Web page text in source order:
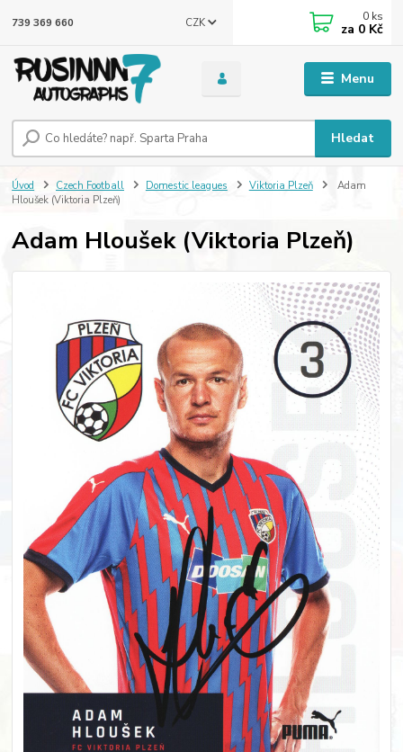
Menu
CZK
Hledat
739 369 660 0 ks
za 0 Kč
Úvod Czech Football Domestic leagues Viktoria Plzeň
Adam
Hloušek (Viktoria Plzeň)
Adam Hloušek (Viktoria Plzeň)